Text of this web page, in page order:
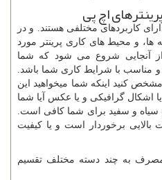
اچ پی
کاربردهای مختلفی هستند. و در
ها، و محیط های کاری پرینتر مورد
آنجایی شروع می شود که شما
و مناسب با شرایط کاری شما باشد.
مشخص کنید اینکه شما میخواهید این
اشکال گرافیکی و یا عکس آیا شما
سیاه و سفید برای شما کافی است.
برخوردار است و یا کیفیت
مصرف به چند دسته مختلف تقسیم